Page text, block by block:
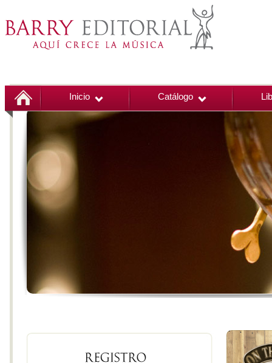
Inicio Catálogo